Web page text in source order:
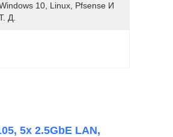
10, Linux, Pfsense И
Д.
5x 2.5GbE LAN,